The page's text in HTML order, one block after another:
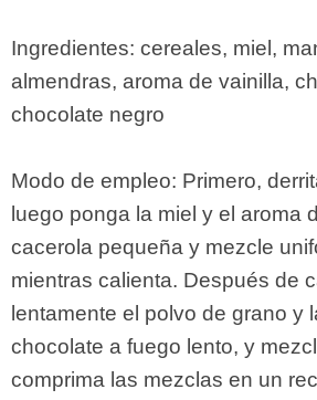
Ingredientes: cereales, miel,
almendras, aroma de vainilla,
chocolate negro
Modo de empleo: Primero,
luego ponga la miel y el aroma
cacerola pequeña y mezcle
mientras calienta. Después de
lentamente el polvo de grano y
chocolate a fuego lento, y
comprima las mezclas en un